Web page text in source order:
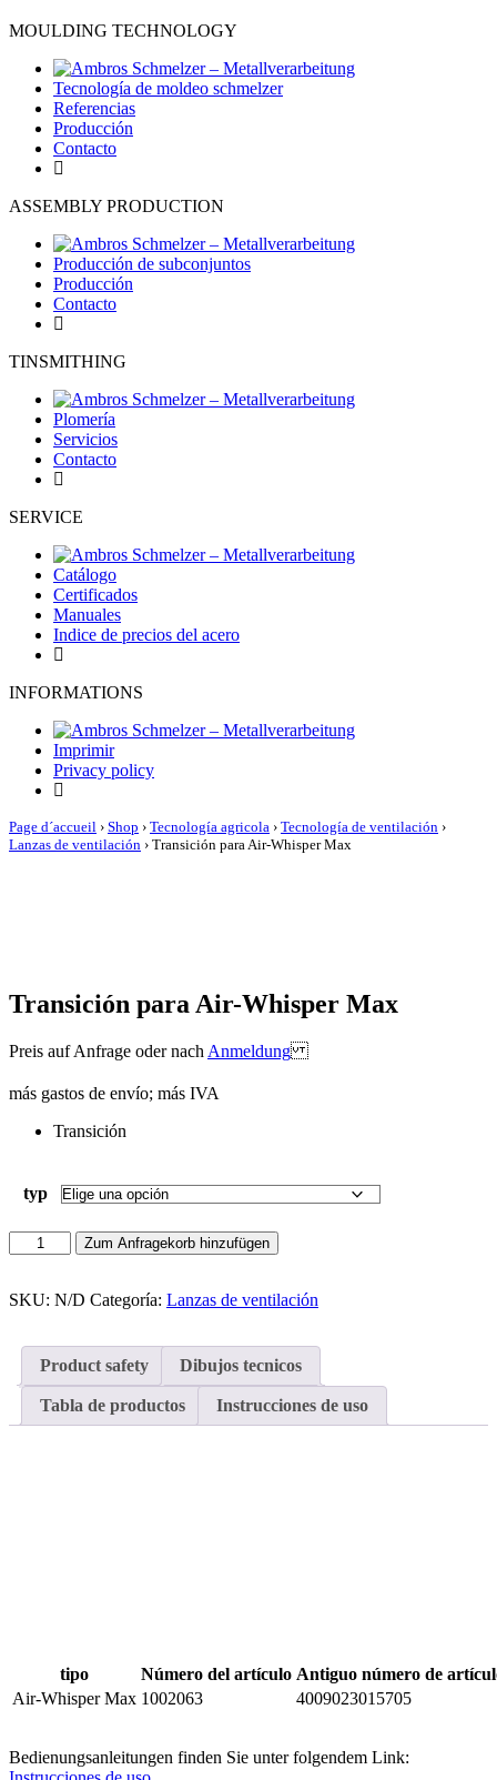
MOULDING TECHNOLOGY
Tecnología de moldeo schmelzer
Referencias
Producción
Contacto
ASSEMBLY PRODUCTION
Producción de subconjuntos
Producción
Contacto
TINSMITHING
Plomería
Servicios
Contacto
SERVICE
Catálogo
Certificados
Manuales
Indice de precios del acero
INFORMATIONS
Imprimir
Privacy policy
Page d´accueil › Shop › Tecnología agricola › Tecnología de ventilación ›
Lanzas de ventilación › Transición para Air-Whisper Max
Transición para Air-Whisper Max
Preis auf Anfrage oder nach Anmeldung
más gastos de envío; más IVA
Transición
typ
Transición
para
Whisper
Zum Anfragekorb hinzufügen
SKU: N/D Categoría: Lanzas de ventilación
Product safety Dibujos tecnicos
Tabla de productos Instrucciones de uso
tipo Número del artículo Antiguo número de
Air-Whisper Max 1002063 4009023015705
Bedienungsanleitungen finden Sie unter folgendem Link: